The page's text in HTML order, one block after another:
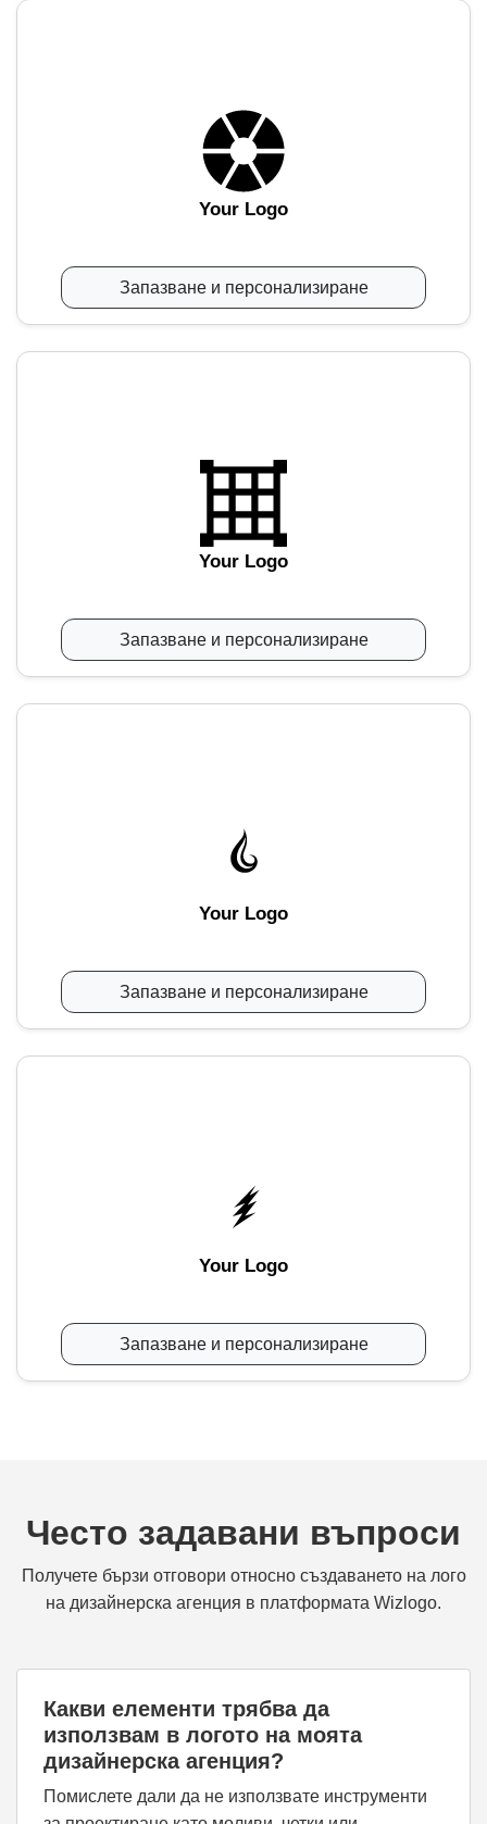
Your Logo
Запазване и персонализиране
Your Logo
Запазване и персонализиране
Your Logo
Запазване и персонализиране
Your Logo
Запазване и персонализиране
Често задавани въпроси
Получете бързи отговори относно създаването на лого
на дизайнерска агенция в платформата Wizlogo.
Какви елементи трябва да
използвам в логото на моята
дизайнерска агенция?
Помислете дали да не използвате инструменти